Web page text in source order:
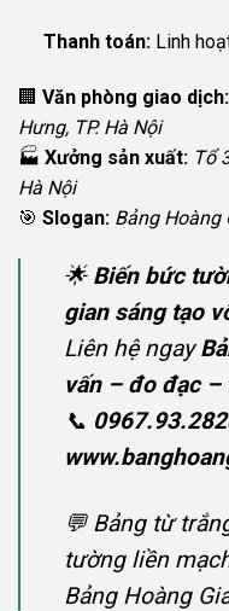
Thanh toán:Linh
🏢 Văn phòng giao dịch:
Hưng, TP. Hà Nội
🏭 Xưởng sản xuất: Tổ
Hà Nội
🎯 Slogan: Bảng Hoàng
🌟 Biến bức
gian sáng tạo
Liên hệ ngay
vấn – đo đạc
📞
💬 Bảng từ
tường liền
Bảng Hoàng